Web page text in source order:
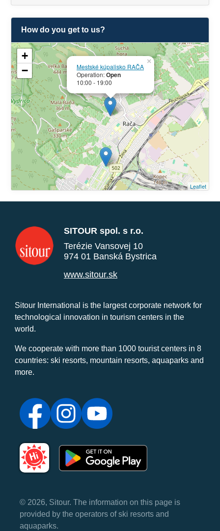
How do you get to us?
Mestské kúpalisko RAČA
Operation:Open
10:00 - 19:00
×
+
−
Leaflet
SITOUR spol. s r.o.
Terézie Vansovej 10
974 01 Banská Bystrica
www.sitour.sk
Sitour International is the largest corporate network for
technological innovation in tourism centers in the
world.
We cooperate with more than 1000 tourist centers in 8
countries: ski resorts, mountain resorts, aquaparks and
more.
© 2026, Sitour. The information on this page is
provided by the operators of ski resorts and
aquaparks.